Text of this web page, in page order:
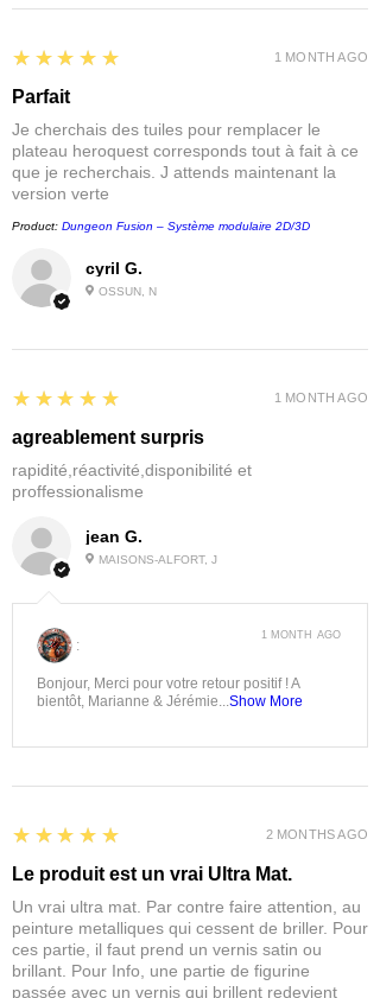
cyril G.
OSSUN, N
5
★★★★★
Parfait
Je cherchais des tuiles pour remplacer le
plateau heroquest corresponds tout à fait à ce
que je recherchais. J attends maintenant la
version verte
Product: Dungeon Fusion – Système modulaire 2D/3D
1 MONTH AGO
jean G.
MAISONS-ALFORT, J
5
★★★★★
agreablement surpris
rapidité,réactivité,disponibilité et
proffessionalisme
1 MONTH AGO
:
Bonjour, Merci pour votre retour positif ! A
bientôt, Marianne & Jérémie...Show More
1 MONTH AGO
5
★★★★★
Le produit est un vrai Ultra Mat.
Un vrai ultra mat. Par contre faire attention, au
peinture metalliques qui cessent de briller. Pour
ces partie, il faut prend un vernis satin ou
brillant. Pour Info, une partie de figurine
passée avec un vernis qui brillent redevient
2 MONTHS AGO